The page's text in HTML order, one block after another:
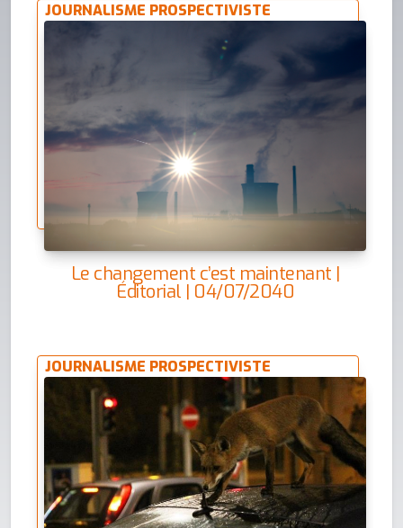
JOURNALISME PROSPECTIVISTE
Le changement c’est maintenant |
Éditorial | 04/07/2040
JOURNALISME PROSPECTIVISTE